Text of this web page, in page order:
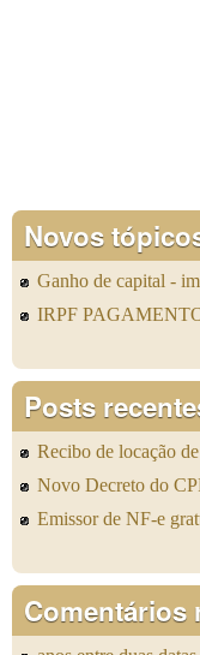
Novos
Ganho de capital -
IRPF
Posts
Recibo de locação
Novo Decreto do
Emissor de NF-e
Comentários